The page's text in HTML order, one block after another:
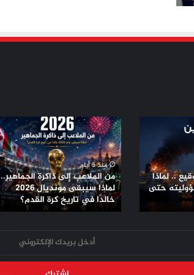
.. لماذا
حتى
من
الملاعب
إلى
ذاكرة
الجماهير..
لماذا
سيبقى
مونديال
تاريخ
منذ 5 أيام
من الملاعب إلى ذاكرة الجماهير..
لماذا سيبقى مونديال 2026
خالدًا في تاريخ كرة القدم؟